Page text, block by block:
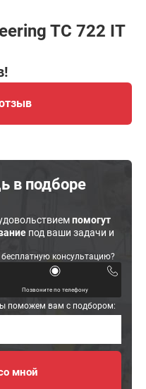
TC 722 IT
в подборе
помогут
под ваши задачи и
консультацию?
Позвоните по телефону
поможем вам с подбором: